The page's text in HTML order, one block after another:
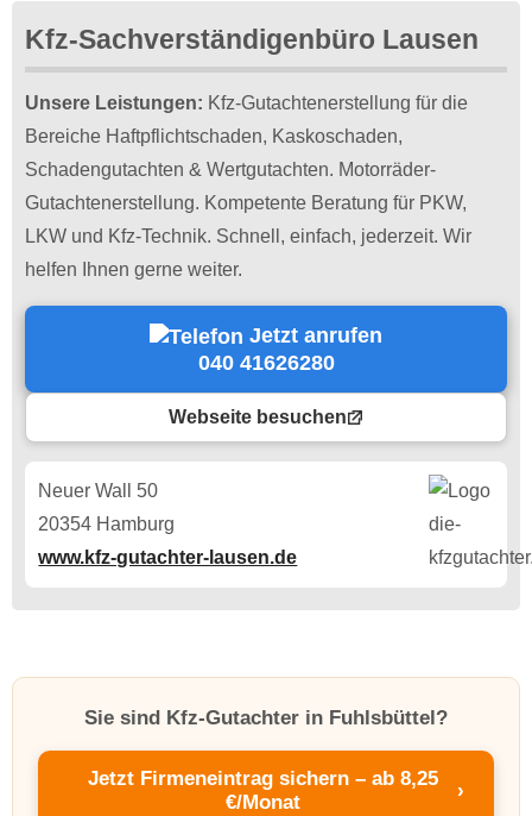
Kfz-Sachverständigenbüro Lausen
Unsere Leistungen: Kfz-Gutachtenerstellung für die
Bereiche Haftpflichtschaden, Kaskoschaden,
Schadengutachten & Wertgutachten. Motorräder-
Gutachtenerstellung. Kompetente Beratung für PKW,
LKW und Kfz-Technik. Schnell, einfach, jederzeit. Wir
helfen Ihnen gerne weiter.
Jetzt anrufen
040 41626280
Webseite besuchen
Neuer Wall 50
20354 Hamburg
www.kfz-gutachter-lausen.de
Sie sind Kfz-Gutachter in Fuhlsbüttel?
Jetzt Firmeneintrag sichern – ab 8,25
€/Monat
›